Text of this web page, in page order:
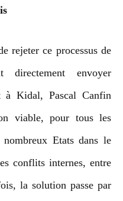
rejeter ce processus de
directement envoyer
à Kidal, Pascal Canfin
viable, pour tous les
Etats dans le
conflits internes, entre
la solution passe par